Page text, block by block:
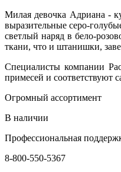
Милая девочка Адриана -
выразительные серо-
светлый наряд в бело-
ткани, что и штанишки,
Специалисты компании
примесей и соответствуют
Огромный ассортимент
В наличии
Профессиональная
8-800-550-5367